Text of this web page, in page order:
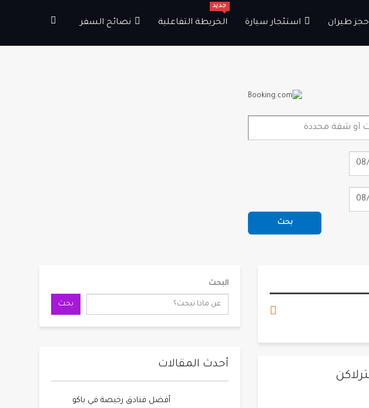
حجز طيران استئجار سيارة الخريطة التفاعلية
جديد
نصائح السفر
بحث
البحث
بحث
أحدث المقالات
أفضل فنادق رخيصة في باكو